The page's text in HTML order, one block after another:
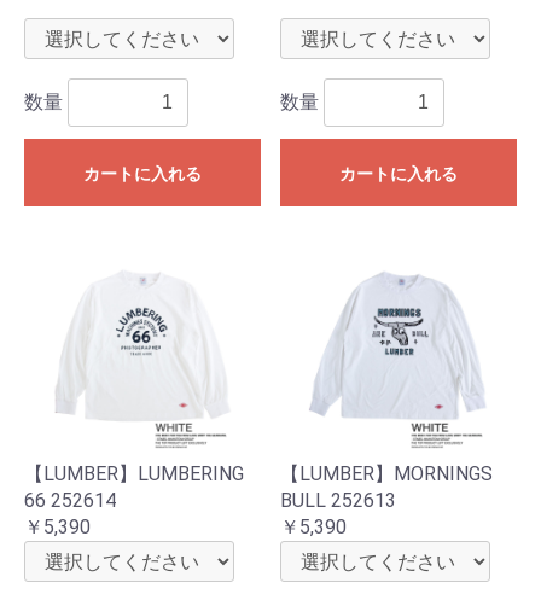
数量
カートに入れる
数量
カートに入れる
【LUMBER】LUMBERING
66 252614
￥5,390
【LUMBER】MORNINGS
BULL 252613
￥5,390
お買い物を続ける カートへ進む